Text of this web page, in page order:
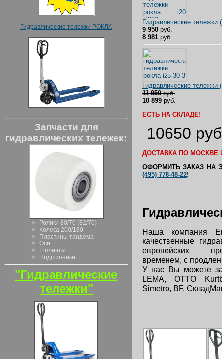
Гидравлические тележки РОКЛА
Запчасти для
гидравлических тележек:
Ролики 80/70 (82/70)
Колеса 200/180
Пластины тандема
Оси
Шплинты
Подшипники
"Гидравлические
тележки"
Гидравлические
9 950руб.
8 981 руб.
Гидравлические
11 950руб.
10 899 руб.
ЕСТЬ НА СКЛАДЕ!
10650
ДОСТАВКА ПО МОСКВЕ
ОФОРМИТЬ ЗАКАЗ НА
(495) 778-48-22!
Наша компания
качественные
европейских
временем, с
У нас Вы можете
LEMA, OTTO
Simetro, BF,